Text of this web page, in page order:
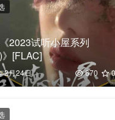
2023试听小屋系列
[FLAC]
2月24日 670 0